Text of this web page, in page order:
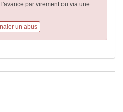
l'avance par virementou via une
un abus